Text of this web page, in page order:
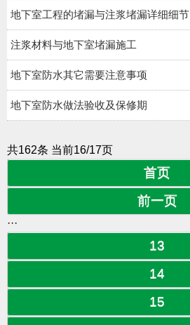
地下室工程的堵漏与注浆堵漏详细细节
注浆材料与地下室堵漏施工
地下室防水其它需要注意事项
地下室防水做法验收及保修期
共162条 当前16/17页
首页
前一页
···
13
14
15